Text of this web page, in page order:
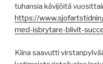
tuhansia kävijöitä
https://
med-isbrytare-blivit-
Kiina saavutti